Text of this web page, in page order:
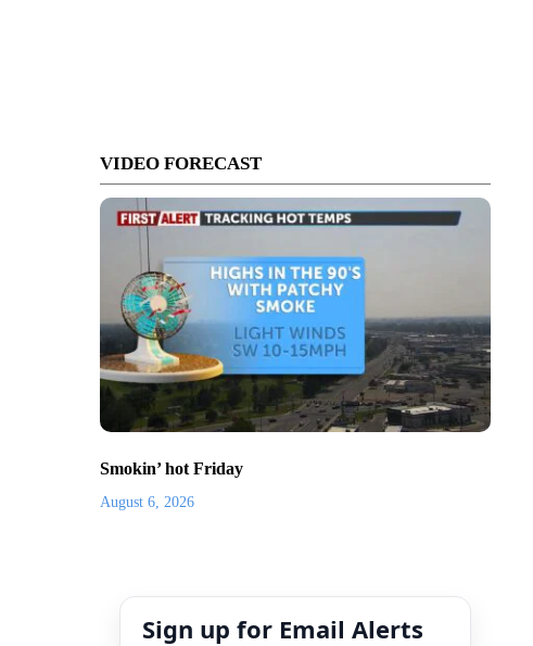
VIDEO FORECAST
Smokin’ hot Friday
August 6, 2026
Sign up for Email Alerts